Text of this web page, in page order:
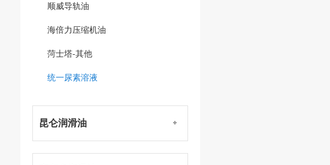
顺威导轨油
海倍力压缩机油
菏士塔-其他
统一尿素溶液
昆仑润滑油